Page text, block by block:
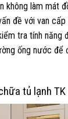
không làm mát
đề với van cấp
tra tính năng
ống nước để
tủ lạnh TK